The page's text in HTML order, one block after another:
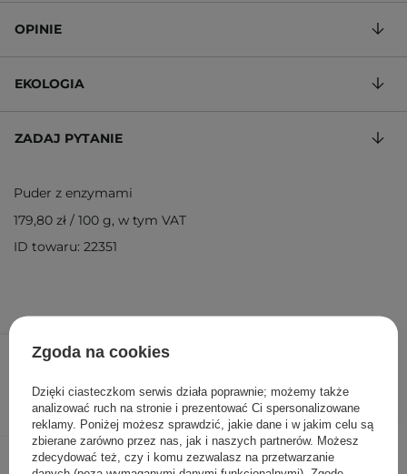
89,90 zł /szt.
DODAJ DO KOSZYKA
OPINIE
EKOLOGIA
ZADAJ PYTANIE
Puder z enzymami
179,80 zł / 100 g, w tym VAT
ID towaru: 22351
Inni klienci sprawdzali również
Zgoda na cookies
Dzięki ciasteczkom serwis działa poprawnie; możemy także
analizować ruch na stronie i prezentować Ci spersonalizowane
reklamy. Poniżej możesz sprawdzić, jakie dane i w jakim celu są
zbierane zarówno przez nas, jak i naszych partnerów. Możesz
zdecydować też, czy i komu zezwalasz na przetwarzanie